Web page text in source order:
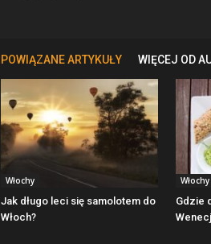
POWIĄZANE ARTYKUŁY WIĘCEJ OD
Włochy
Jak długo leci się samolotem do
Włoch?
Włochy
Gdzie